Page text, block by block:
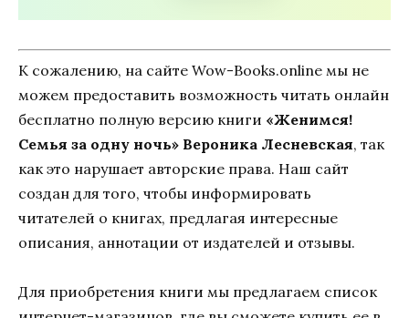
К сожалению, на сайте Wow-Books.online мы не
можем предоставить возможность читать онлайн
бесплатно полную версию книги «Женимся!
Семья за одну ночь» Вероника Лесневская, так
как это нарушает авторские права. Наш сайт
создан для того, чтобы информировать
читателей о книгах, предлагая интересные
описания, аннотации от издателей и отзывы.
Для приобретения книги мы предлагаем список